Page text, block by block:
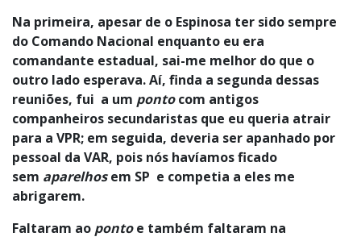
Na primeira, apesar de o Espinosa ter sido sempre
do Comando Nacional enquanto eu era
comandante estadual, sai-me melhor do que o
outro lado esperava. Aí, finda a segunda dessas
reuniões, fui a um pontocom antigos
companheiros secundaristas que eu queria atrair
para a VPR; em seguida, deveria ser apanhado por
pessoal da VAR, pois nós havíamos ficado
sem aparelhosem SP e competia a eles me
abrigarem.
Faltaram ao pontoe também faltaram na